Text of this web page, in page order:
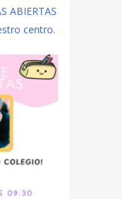
ABIERTAS
centro.